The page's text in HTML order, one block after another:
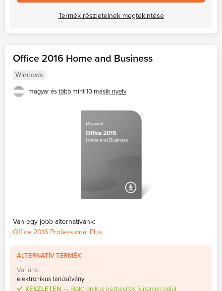
Termék részleteinek megtekintése
Office 2016 Home and Business
Windows
magyar éstöbb mint 10 másik nyelv
Van egy jobb alternatívánk:
Office 2016 Professional Plus
ALTERNATÍV TERMÉK
Variáns:
elektronikus tanúsítvány
KÉSZLETEN
Elektronikus kézbesítés 5 percen belül